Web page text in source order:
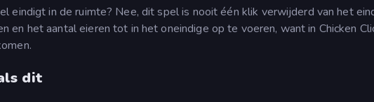
eindigt in de ruimte? Nee, dit spel is nooit één klik verwijderd van het
en het aantal eieren tot in het oneindige op te voeren, want in Chicken
dit